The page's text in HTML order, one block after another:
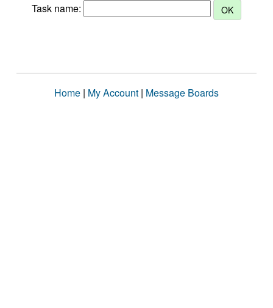
Task name:
Home | My Account | Message Boards